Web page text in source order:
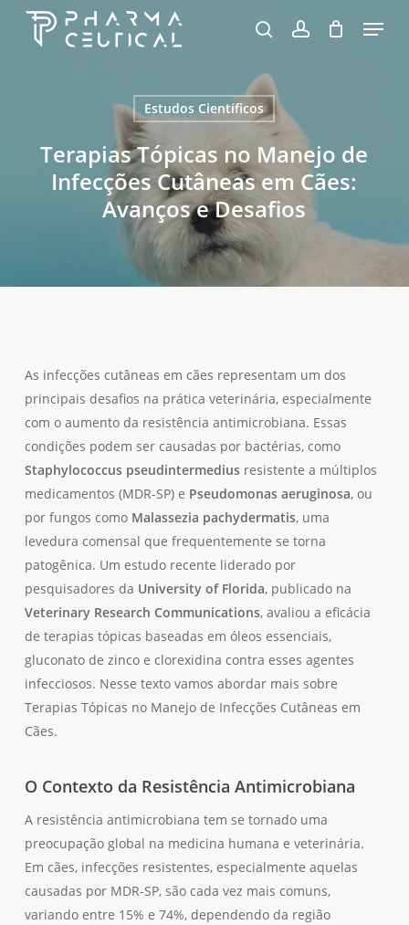
pesquisaaccount
Menu
Carrinho Fechar
Estudos Científicos
Terapias Tópicas no Manejo de
Infecções Cutâneas em Cães:
Avanços e Desafios
As infecções cutâneas em cães representam um dos
principais desafios na prática veterinária, especialmente
com o aumento da resistência antimicrobiana. Essas
condições podem ser causadas por bactérias, como
Staphylococcus pseudintermediusresistente a múltiplos
medicamentos (MDR-SP) e Pseudomonas aeruginosa, ou
por fungos como Malassezia pachydermatis, uma
levedura comensal que frequentemente se torna
patogênica. Um estudo recente liderado por
pesquisadores da University of Florida, publicado na
Veterinary Research Communications, avaliou a eficácia
de terapias tópicas baseadas em óleos essenciais,
gluconato de zinco e clorexidina contra esses agentes
infecciosos. Nesse texto vamos abordar mais sobre
Terapias Tópicas no Manejo de Infecções Cutâneas em
Cães.
O Contexto da Resistência Antimicrobiana
A resistência antimicrobiana tem se tornado uma
preocupação global na medicina humana e veterinária.
Em cães, infecções resistentes, especialmente aquelas
causadas por MDR-SP, são cada vez mais comuns,
variando entre 15% e 74%, dependendo da região